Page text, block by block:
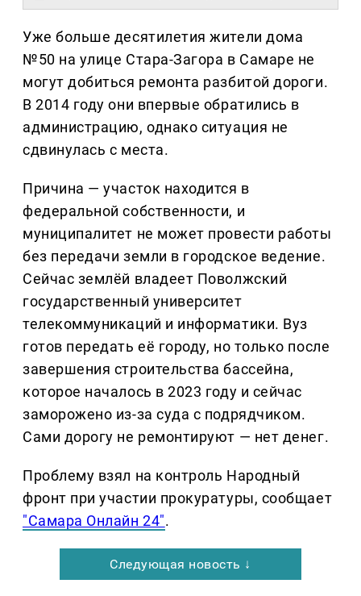
Уже больше десятилетия жители дома
№50 на улице Стара-Загора в Самаре не
могут добиться ремонта разбитой дороги.
В 2014 году они впервые обратились в
администрацию, однако ситуация не
сдвинулась с места.
Причина — участок находится в
федеральной собственности, и
муниципалитет не может провести работы
без передачи земли в городское ведение.
Сейчас землёй владеет Поволжский
государственный университет
телекоммуникаций и информатики. Вуз
готов передать её городу, но только после
завершения строительства бассейна,
которое началось в 2023 году и сейчас
заморожено из-за суда с подрядчиком.
Сами дорогу не ремонтируют — нет денег.
Проблему взял на контроль Народный
фронт при участии прокуратуры, сообщает
"Самара Онлайн 24".
Следующая новость ↓